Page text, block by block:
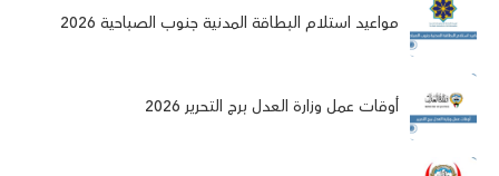
مواعيد استلام البطاقة المدنية جنوب الصباحية 2026
أوقات عمل وزارة العدل برج التحرير 2026